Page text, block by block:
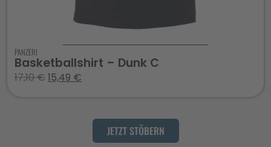
PANZERI
Basketballshirt – Dunk C
17,10€15,49 €
JETZT STÖBERN